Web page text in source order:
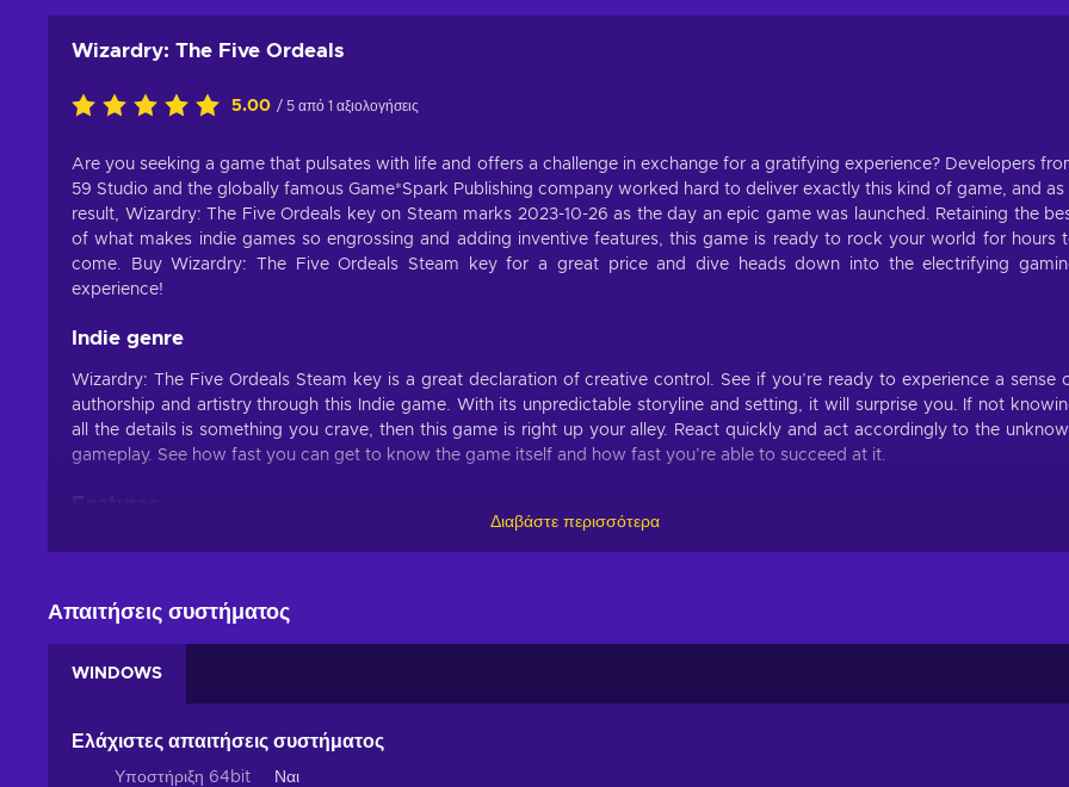
Wizardry: The Five Ordeals
5.00 / 5 από 1 αξιολογήσεις
Are you seeking a game that pulsates with life and offers a challenge in exchange for a gratifying experience? Developers
59 Studio and the globally famous Game*Spark Publishing company worked hard to deliver exactly this kind of game, and as
result, Wizardry: The Five Ordeals key on Steam marks 2023-10-26 as the day an epic game was launched. Retaining the
of what makes indie games so engrossing and adding inventive features, this game is ready to rock your world for hours
come. Buy Wizardry: The Five Ordeals Steam key for a great price and dive heads down into the electrifying
experience!
Indie genre
Wizardry: The Five Ordeals Steam key is a great declaration of creative control. See if you’re ready to experience a sense
authorship and artistry through this Indie game. With its unpredictable storyline and setting, it will surprise you. If not
all the details is something you crave, then this game is right up your alley. React quickly and act accordingly to the
gameplay. See how fast you can get to know the game itself and how fast you’re able to succeed at it.
Features
2D graphics – The world consists of two-dimensional visuals and models, and cannot be viewed from other angles;
the end of the game;
Hack and slash – You have to slay tons of enemies in intense, non-stop action;
RPG – You have to level up your character, complete missions, and embark on quests that may change the world;
Turn-based – Players can move and fight in a restricted manner by only taking turns;
Διαβάστε περισσότερα
Απαιτήσεις συστήματος
WINDOWS
Ελάχιστες απαιτήσεις συστήματος
Υποστήριξη 64bit
Ναι